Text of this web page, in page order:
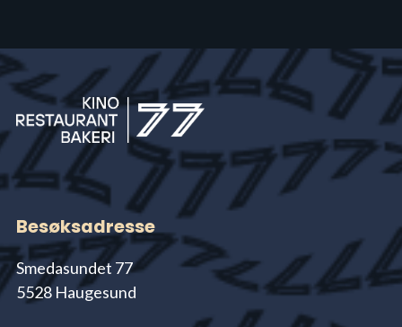
Besøksadresse
Smedasundet 77
5528 Haugesund